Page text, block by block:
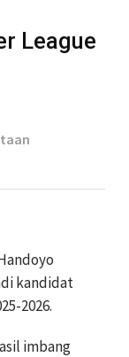
League
kandidat
2026.
imbang